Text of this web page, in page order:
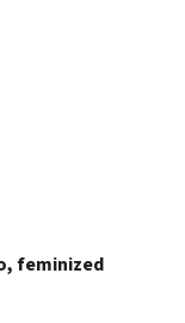
feminized